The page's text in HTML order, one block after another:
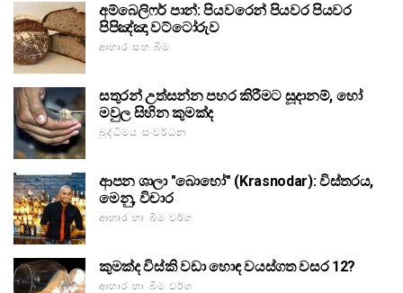
අම්බෙලිෆර් පාන්: පියවරෙන් පියවර පියවර
පිපිඤ්ඤා වට්ටෝරුව
ආහාර සහ බීම
සතුරන් උත්සන්න පහර කිරීමට සූදානම්, හෝ
මවුල සිහින කුමක්ද
බුද්ධිමය සංවර්ධන
ආපන ශාලා "බොහෝ" (Krasnodar): විස්තරය,
මෙනු, විචාර
ආහාර හා බීම වර්ග
කුමක්ද විස්කි වඩා හොඳ වයස්ගත වසර 12?
ආහාර හා බීම වර්ග